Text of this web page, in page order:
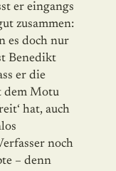
er eingangs
zusammen:
es doch nur
Benedikt
er die
dem Motu
hat, auch
noch
– denn